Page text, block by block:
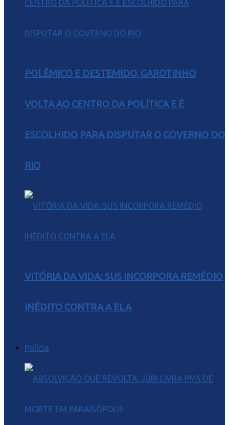
POLÊMICO E DESTEMIDO, GAROTINHO
VOLTA AO CENTRO DA POLÍTICA E É
ESCOLHIDO PARA DISPUTAR O GOVERNO DO
RIO
VITÓRIA DA VIDA: SUS INCORPORA REMÉDIO
INÉDITO CONTRA A ELA
Polícia